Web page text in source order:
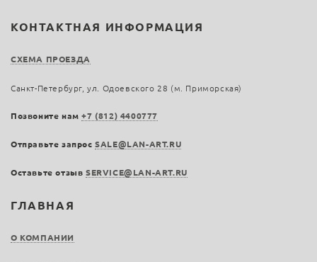
ГЛАВНАЯ
О КОМПАНИИ
КОНТАКТНАЯ ИНФОРМАЦИЯ
СХЕМА ПРОЕЗДА
Санкт-Петербург, ул. Одоевского 28 (м. Приморская)
Позвоните нам+7 (812) 4400777
Отправьте запросSALE@LAN-ART.RU
Оставьте отзыв SERVICE@LAN-ART.RU